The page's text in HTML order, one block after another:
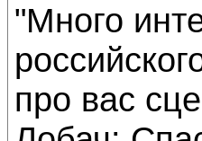
"Много
про вас